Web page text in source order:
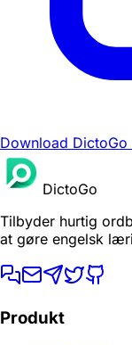
Download DictoGo
DictoGo
Tilbyder hurtig
at gøre engelsk
Produkt